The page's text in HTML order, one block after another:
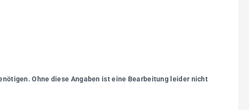
Ohne diese Angaben ist eine Bearbeitung leider nicht